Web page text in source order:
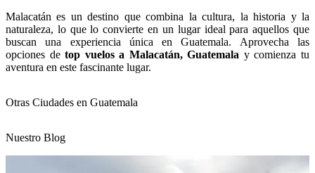
Malacatán es un destino que combina la cultura, la historia y la
naturaleza, lo que lo convierte en un lugar ideal para aquellos que
buscan una experiencia única en Guatemala. Aprovecha las
opciones detop vuelos a Malacatán, Guatemala y comienza tu
aventura en este fascinante lugar.
Otras Ciudades en Guatemala
Nuestro Blog